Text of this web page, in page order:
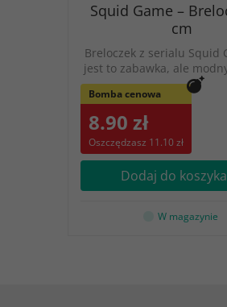
Squid Game –
cm
Breloczek z serialu Squid
jest to zabawka, ale
Bomba cenowa
8.90 zł
Oszczędzasz 11.10 zł
Dodaj do koszyka
W magazynie